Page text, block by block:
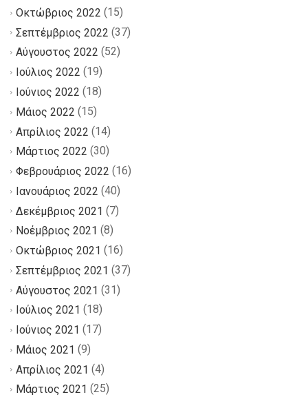
Οκτώβριος 2022 (15)
Σεπτέμβριος 2022 (37)
Αύγουστος 2022 (52)
Ιούλιος 2022 (19)
Ιούνιος 2022 (18)
Μάιος 2022 (15)
Απρίλιος 2022 (14)
Μάρτιος 2022 (30)
Φεβρουάριος 2022 (16)
Ιανουάριος 2022 (40)
Δεκέμβριος 2021 (7)
Νοέμβριος 2021 (8)
Οκτώβριος 2021 (16)
Σεπτέμβριος 2021 (37)
Αύγουστος 2021 (31)
Ιούλιος 2021 (18)
Ιούνιος 2021 (17)
Μάιος 2021 (9)
Απρίλιος 2021 (4)
Μάρτιος 2021 (25)